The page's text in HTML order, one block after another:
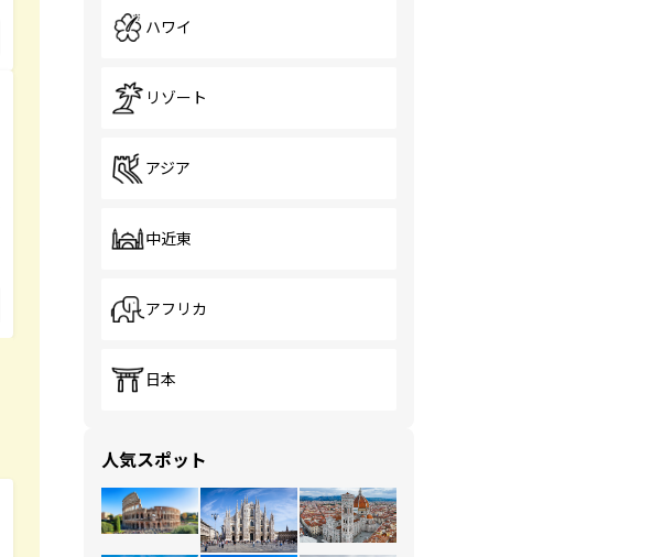
ハワイ
リゾート
アジア
中近東
アフリカ
日本
人気スポット